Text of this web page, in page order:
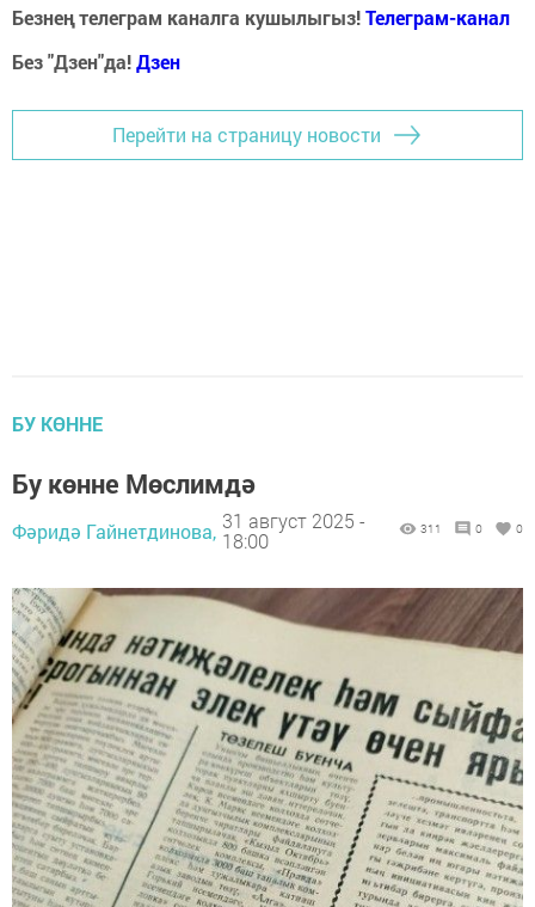
Безнең телеграм каналга кушылыгыз!Телеграм-канал
Без "Дзен"да!Дзен
Перейти на страницу новости
БУ КӨННЕ
Бу көнне Мөслимдә
Фәридә Гайнетдинова, 31 август 2025 -
18:00
311 0 0